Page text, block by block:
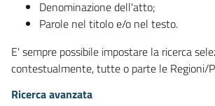
Denominazione dell'atto;
Parole nel titolo e/o nel testo.
E' sempre possibile impostare la ricerca
contestualmente, tutte o parte le Regioni/
Ricerca avanzata